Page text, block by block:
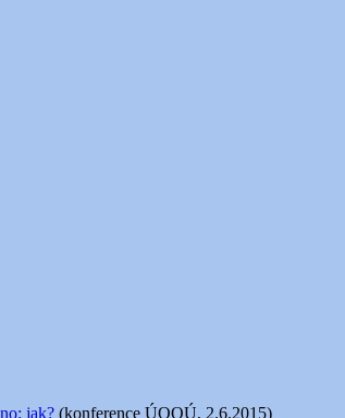
jak? (konference ÚOOÚ, 2.6.2015)